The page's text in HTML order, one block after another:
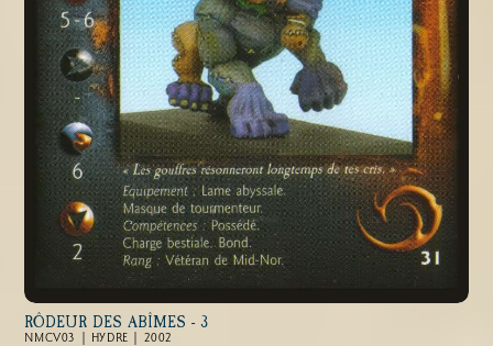
RÔDEUR DES ABÎMES - 3
NMCV03 | HYDRE | 2002